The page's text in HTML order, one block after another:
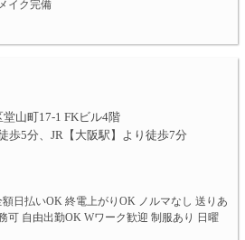
イク完備
山町17-1 FKビル4階
歩5分、JR【大阪駅】より徒歩7分
日払いOK 終電上がりOK ノルマなし 送りあ
可 自由出勤OK Wワーク歓迎 制服あり 日曜